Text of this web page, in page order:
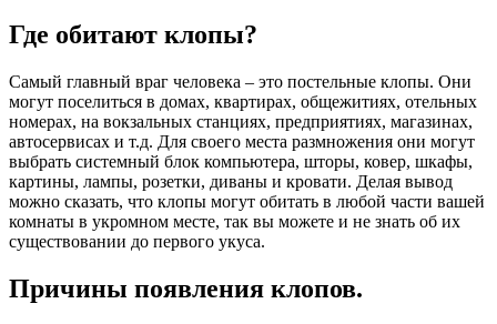
Где обитают клопы?
Самый главный враг человека – это постельные клопы. Они
могут поселиться в домах, квартирах, общежитиях, отельных
номерах, на вокзальных станциях, предприятиях, магазинах,
автосервисах и т.д. Для своего места размножения они могут
выбрать системный блок компьютера, шторы, ковер, шкафы,
картины, лампы, розетки, диваны и кровати. Делая вывод
можно сказать, что клопы могут обитать в любой части вашей
комнаты в укромном месте, так вы можете и не знать об их
существовании до первого укуса.
Причины появления клопов.